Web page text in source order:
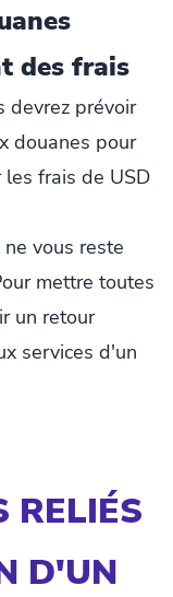
des frais
devrez prévoir
douanes pour
frais de USD
vous reste
mettre toutes
un retour
services d'un
RELIÉS
D'UN